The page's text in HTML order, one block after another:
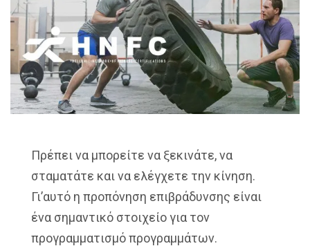
Πρέπει να μπορείτε να ξεκινάτε, να
σταματάτε και να ελέγχετε την κίνηση.
Γι’αυτό η προπόνηση επιβράδυνσης είναι
ένα σημαντικό στοιχείο για τον
προγραμματισμό προγραμμάτων.